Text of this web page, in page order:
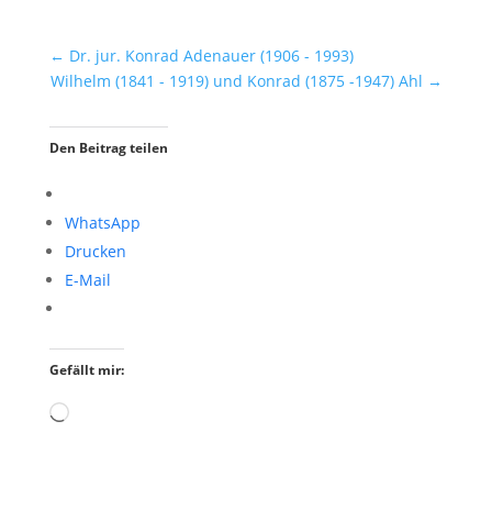
← Dr. jur. Konrad Adenauer (1906 - 1993)
Wilhelm (1841 - 1919) und Konrad (1875 -1947) Ahl →
Den Beitrag teilen
WhatsApp
Drucken
E-Mail
Gefällt mir:
Wird